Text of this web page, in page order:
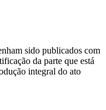
sido publicados com
da parte que está
integral do ato